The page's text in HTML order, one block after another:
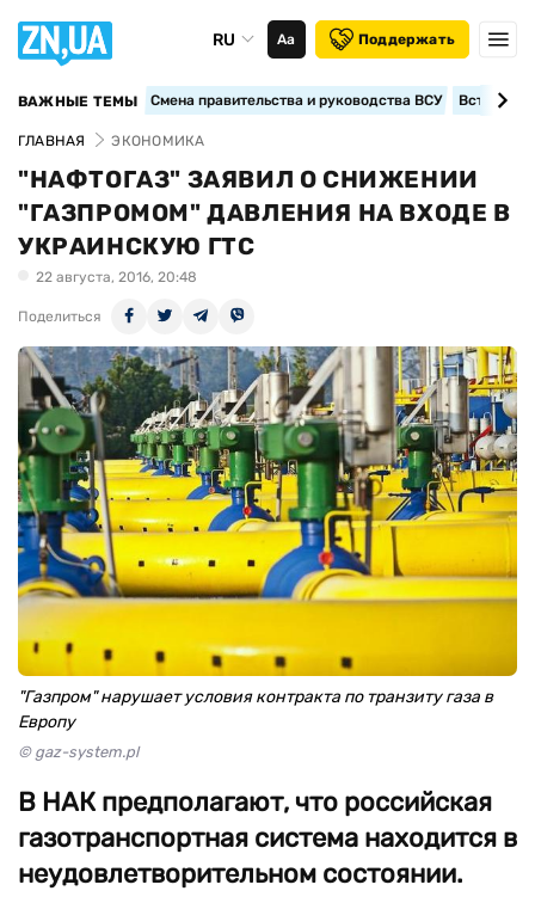
RU Аа Поддержать
ВАЖНЫЕ ТЕМЫ Смена правительства и руководства ВСУ
ГЛАВНАЯ ЭКОНОМИКА
"НАФТОГАЗ" ЗАЯВИЛ О СНИЖЕНИИ
"ГАЗПРОМОМ" ДАВЛЕНИЯ НА ВХОДЕ В
УКРАИНСКУЮ ГТС
22 августа, 2016, 20:48
Поделиться
"Газпром" нарушает условия контракта по транзиту газа в
Европу
© gaz-system.pl
В НАК предполагают, что российская
газотранспортная система находится в
неудовлетворительном состоянии.